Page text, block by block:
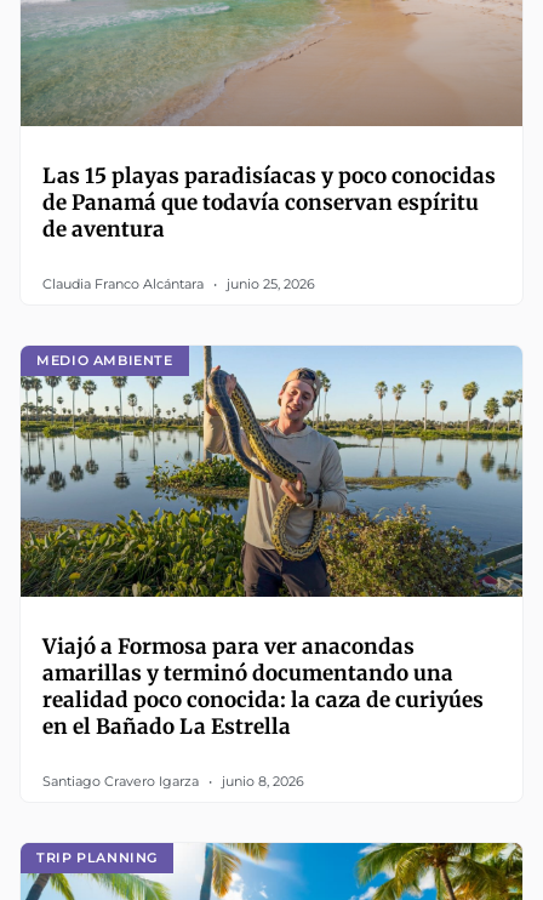
Las 15 playas paradisíacas y poco conocidas
de Panamá que todavía conservan espíritu
de aventura
Claudia Franco Alcántara junio 25, 2026
MEDIO AMBIENTE
Viajó a Formosa para ver anacondas
amarillas y terminó documentando una
realidad poco conocida: la caza de curiyúes
en el Bañado La Estrella
Santiago Cravero Igarza junio 8, 2026
TRIP PLANNING